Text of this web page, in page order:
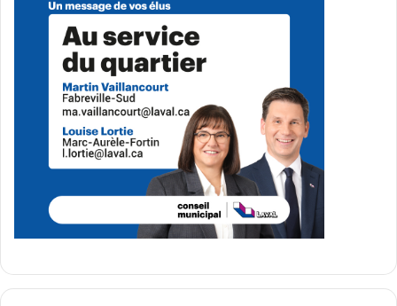
Créateurs émergents – Balado
Le Podcast Pas Ordinaire
On s’connait pas tant que ça
Ça Va Mieux Qu’on Pense
Franchement
Elle
Créateurs émergents – Créateur
Mon Bro
Tommy-Lee Salvas